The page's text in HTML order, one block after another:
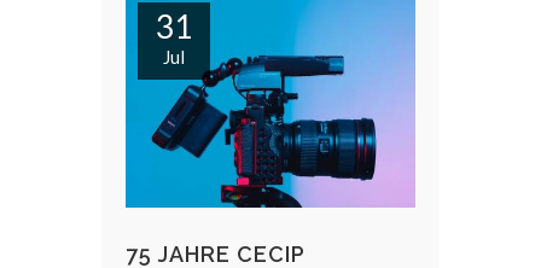
31
Jul
75 JAHRE CECIP